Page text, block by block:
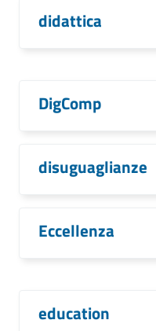
didattica
DigComp
disuguaglianze
Eccellenza
education